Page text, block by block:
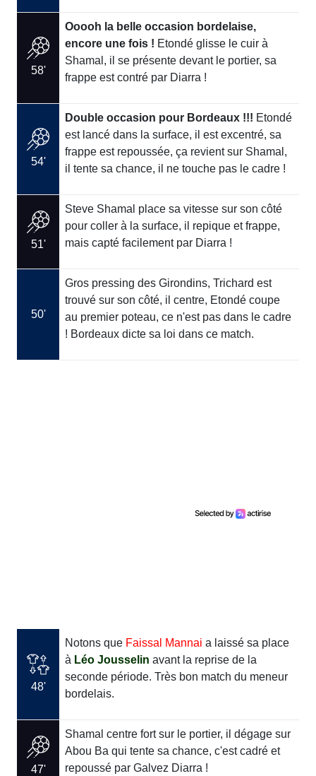
58'
Ooooh la belle occasion bordelaise,
encore une fois ! Etondé glisse le cuir à
Shamal, il se présente devant le portier, sa
frappe est contré par Diarra !
54'
Double occasion pour Bordeaux !!! Etondé
est lancé dans la surface, il est excentré, sa
frappe est repoussée, ça revient sur Shamal,
il tente sa chance, il ne touche pas le cadre !
51'
Steve Shamal place sa vitesse sur son côté
pour coller à la surface, il repique et frappe,
mais capté facilement par Diarra !
50'
Gros pressing des Girondins, Trichard est
trouvé sur son côté, il centre, Etondé coupe
au premier poteau, ce n'est pas dans le cadre
! Bordeaux dicte sa loi dans ce match.
48'
Notons que Faissal Mannai a laissé sa place
à Léo Jousselin avant la reprise de la
seconde période. Très bon match du meneur
bordelais.
47'
Shamal centre fort sur le portier, il dégage sur
Abou Ba qui tente sa chance, c'est cadré et
repoussé par Galvez Diarra !